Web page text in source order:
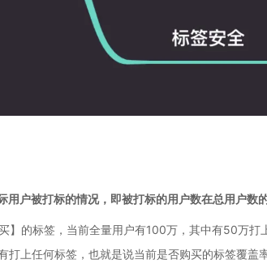
用户被打标的情况，即被打标的用户数在总用户数的
】的标签，当前全量用户有100万，其中有50万打
打上任何标签，也就是说当前是否购买的标签覆盖